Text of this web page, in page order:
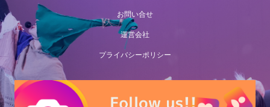
お問い合せ
運営会社
プライバシーポリシー